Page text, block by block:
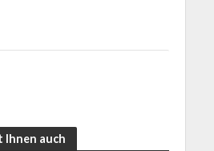
auch